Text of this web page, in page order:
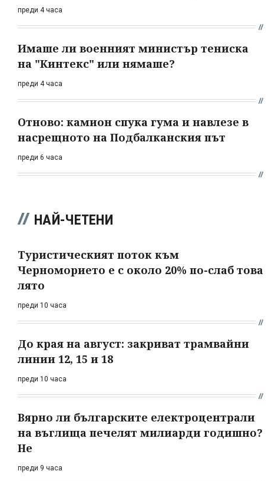
преди 4 часа
Имаше ли военният министър тениска
на "Кинтекс" или нямаше?
преди 4 часа
Отново: камион спука гума и навлезе в
насрещното на Подбалканския път
преди 6 часа
НАЙ-ЧЕТЕНИ
Туристическият поток към
Черноморието е с около 20% по-слаб това
лято
преди 10 часа
До края на август: закриват трамвайни
линии 12, 15 и 18
преди 10 часа
Вярно ли българските електроцентрали
на въглища печелят милиарди годишно?
Не
преди 9 часа